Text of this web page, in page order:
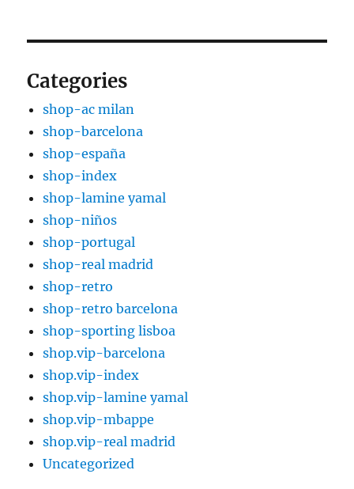
Categories
shop-ac milan
shop-barcelona
shop-españa
shop-index
shop-lamine yamal
shop-niños
shop-portugal
shop-real madrid
shop-retro
shop-retro barcelona
shop-sporting lisboa
shop.vip-barcelona
shop.vip-index
shop.vip-lamine yamal
shop.vip-mbappe
shop.vip-real madrid
Uncategorized